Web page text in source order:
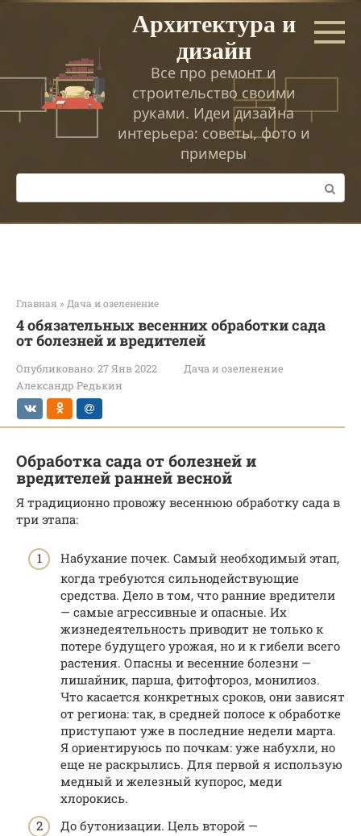
Перейти
Архитектура и
дизайн
Все про ремонт и
строительство своими
руками. Идеи дизайна
интерьера: советы, фото и
примеры
Поиск:
Главная » Дача и озеленение
4 обязательных весенних обработки сада
от болезней и вредителей
Опубликовано: 27 Янв 2022
Дача и озеленение
Александр Редькин
Обработка сада от болезней и
вредителей ранней весной
Я традиционно провожу весеннюю обработку сада в
три этапа:
Набухание почек. Самый необходимый этап,
когда требуются сильнодействующие
средства. Дело в том, что ранние вредители
— самые агрессивные и опасные. Их
жизнедеятельность приводит не только к
потере будущего урожая, но и к гибели всего
растения. Опасны и весенние болезни —
лишайник, парша, фитофтороз, монилиоз.
Что касается конкретных сроков, они зависят
от региона: так, в средней полосе к обработке
приступают уже в последние недели марта.
Я ориентируюсь по почкам: уже набухли, но
еще не раскрылись. Для первой я использую
медный и железный купорос, меди
хлорокись.
До бутонизации. Цель второй —